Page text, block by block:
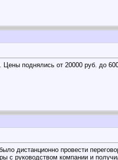
поднялись от 20000 руб. до
дистанционно провести
с руководством компании и